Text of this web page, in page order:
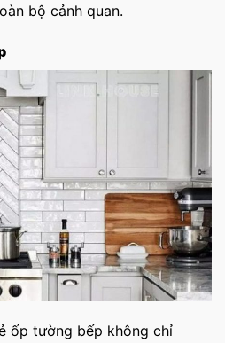
bộ cảnh quan.
ốp tường bếp không chỉ